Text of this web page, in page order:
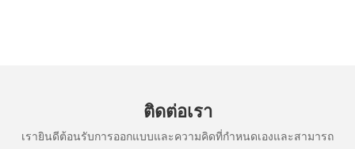
ติดต่อเรา
เรายินดีต้อนรับการออกแบบและความคิดที่กำหนดเองและสามารถ